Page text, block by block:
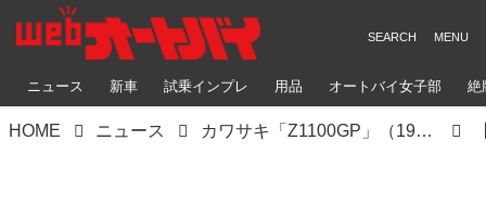
ニュース 新車 試乗インプレ 用品 オートバイ女子部 絶
HOME ニュース カワサキ「Z1100GP」（1981）「GPz1100」（1983）｜公道最速を狙った最強の空冷Z【KAWASAKI Z大全】